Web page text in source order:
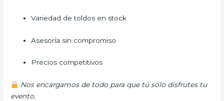
Variedad de toldos en stock
Asesoría sin compromiso
Precios competitivos
Nos encargamos de todo para que tú solo disfrutes tu
evento.